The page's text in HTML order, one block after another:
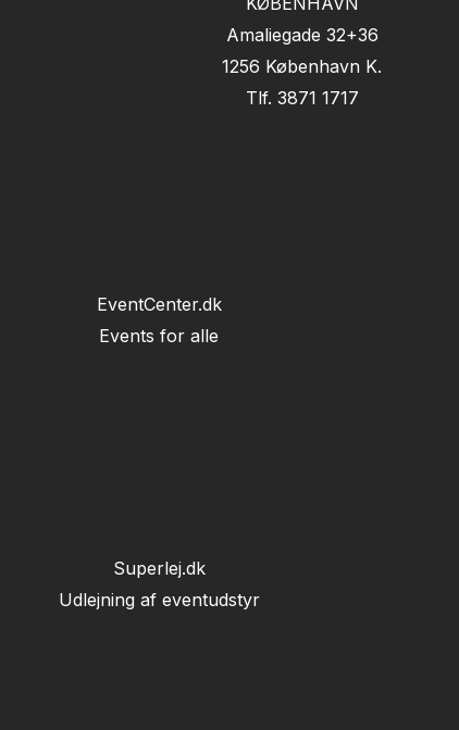
Amaliegade 32+36
1256 København K.
Tlf. 3871 1717
EventCenter.dk
Events for alle
Superlej.dk
Udlejning af eventudstyr